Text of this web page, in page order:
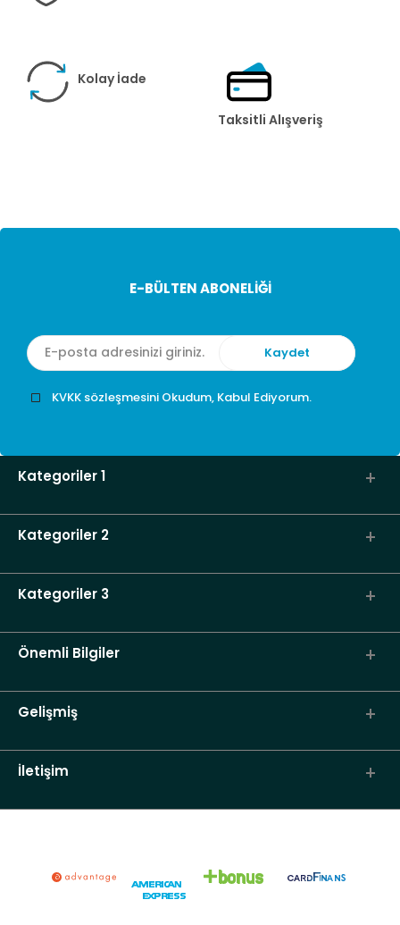
Kolay İade
Taksitli Alışveriş
E-BÜLTEN ABONELİĞİ
KVKK sözleşmesini Okudum, Kabul Ediyorum.
Kategoriler 1
Kategoriler 2
Kategoriler 3
Önemli Bilgiler
Gelişmiş
İletişim